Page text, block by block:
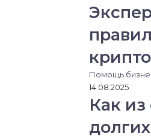
Помощь
14.08.2025
Как из